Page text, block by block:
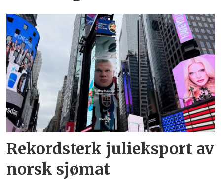
Rekordsterk julieksport av
norsk sjømat